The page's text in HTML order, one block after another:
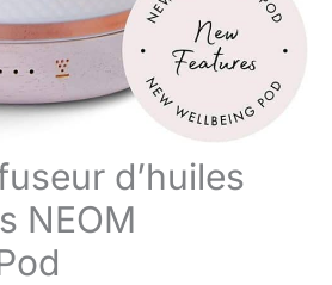
d’huiles
NEOM